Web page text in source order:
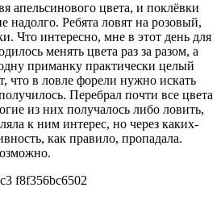
апельсинового цвета, и поклёвки
надолго. Ребята ловят на розовый,
Что интересно, мне в этот день для
менять цвета раз за разом, а
приманку практически целый
что в ловле форели нужно искать
Перебрал почти все цвета
из них получалось либо ловить,
к ним интерес, но через каких-
как правило, пропадала.